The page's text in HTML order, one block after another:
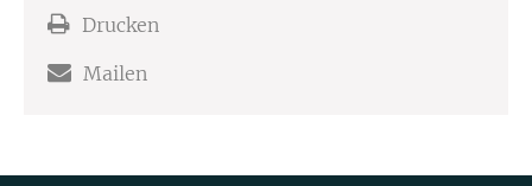
Drucken
Mailen